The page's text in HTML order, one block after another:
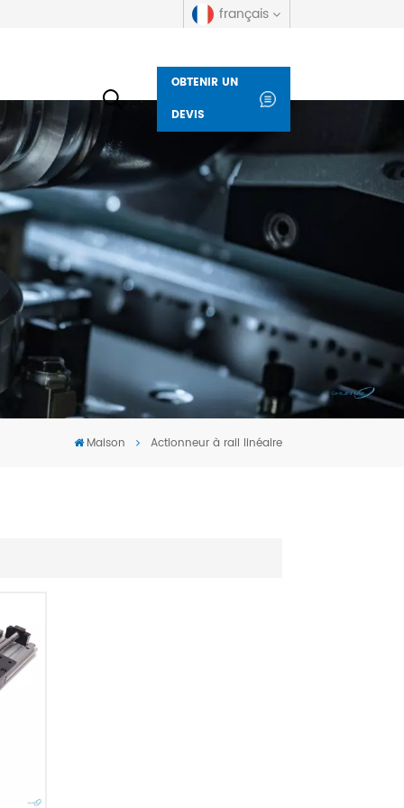
français
русский
español
العربية
Deutsch
italiano
français
Indonesia
Tiếng Việt
OBTENIR UN
DEVIS
Maison Actionneur à rail linéaire